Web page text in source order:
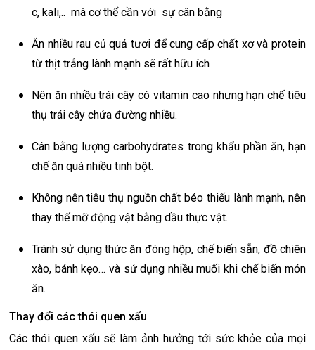
c, kali,.. mà cơ thể cần với sự cân bằng
Ăn nhiều rau củ quả tươi để cung cấp chất xơ và protein
từ thịt trắng lành mạnh sẽ rất hữu ích
Nên ăn nhiều trái cây có vitamin cao nhưng hạn chế tiêu
thụ trái cây chứa đường nhiều.
Cân bằng lượng carbohydrates trong khẩu phần ăn, hạn
chế ăn quá nhiều tinh bột.
Không nên tiêu thụ nguồn chất béo thiếu lành mạnh, nên
thay thế mỡ động vật bằng dầu thực vật.
Tránh sử dụng thức ăn đóng hộp, chế biến sẵn, đồ chiên
xào, bánh kẹo… và sử dụng nhiều muối khi chế biến món
ăn.
Thay đổi các thói quen xấu
Các thói quen xấu sẽ làm ảnh hưởng tới sức khỏe của mọi